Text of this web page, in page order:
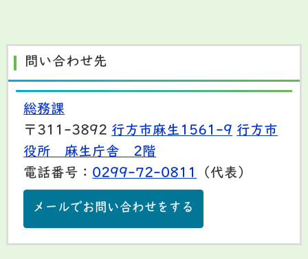
問い合わせ先
総務課
〒311-3892 行方市麻生1561-9 行方市
役所 麻生庁舎 2階
電話番号： 0299-72-0811 （代表）
メールでお問い合わせをする